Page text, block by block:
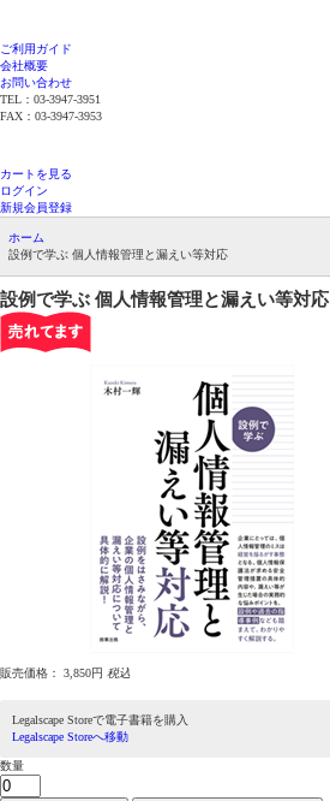
ご利用ガイド
会社概要
お問い合わせ
TEL：03-3947-3951
FAX：03-3947-3953
カートを見る
ログイン
新規会員登録
ホーム
設例で学ぶ 個人情報管理と漏えい等対応
設例で学ぶ 個人情報管理と漏えい等対応
販売価格： 3,850円 税込
Legalscape Storeで電子書籍を購入
Legalscape Storeへ移動
数量